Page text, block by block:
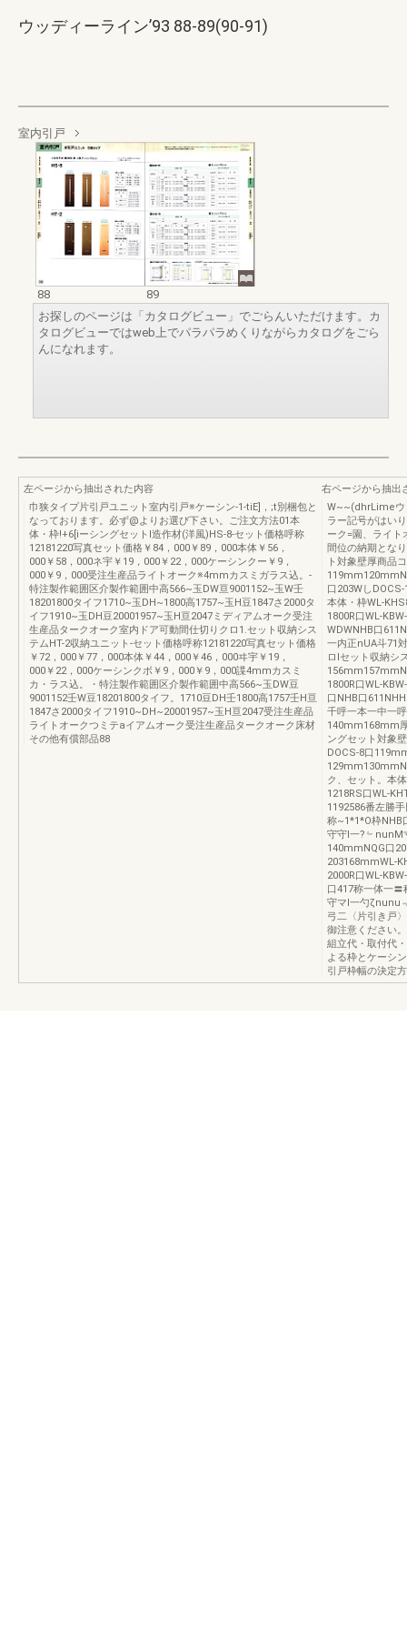
ウッディーライン’93 88-89(90-91)
室内引戸
88
89
お探しのページは「カタログビュー」でごらんいただけます。カ
タログビューではweb上でパラパラめくりながらカタログをごら
んになれます。
左ページから抽出された内容
巾狭タイプ片引戸ユニット室内引戸※ケーシン-1-tiE]，;t別梱包と
なっております。必ず@よりお選び下さい。ご注文方法01本
体・枠!+6[iーシングセットl造作材(洋風)HS-8-セット価格呼称
12181220写真セット価格￥84，000￥89，000本体￥56，
000￥58，000ネ宇￥19，000￥22，000ケーシンクー￥9，
000￥9，000受注生産品ライトオーク※4mmカスミガラス込。-
特注製作範囲区介製作範囲中高566~玉DW亘9001152~玉W壬
18201800タイフ1710~玉DH~1800高1757~玉H豆1847さ2000タ
イフ1910~玉DH豆20001957~玉H亘2047ミディアムオーク受注
生産品タークオーク室内ドア可動間仕切りクロ1.セット収納シス
テムHT-2収納ユニット-セット価格呼称12181220写真セット価格
￥72，000￥77，000本体￥44，000￥46，000ヰ宇￥19，
000￥22，000ケーシンクボ￥9，000￥9，000諜4mmカスミ
カ・ラス込。・特注製作範囲区介製作範囲中高566~玉DW豆
9001152壬W豆18201800タイフ。1710豆DH壬1800高1757壬H亘
1847さ2000タイフ1910~DH~20001957~玉H亘2047受注生産品
ライトオークつミテaイアムオーク受注生産品タークオーク床材
その他有償部品88
右ページから抽出
W~~(dhrLimeウ
ラー記号がはい
ーク=園、ライ
間位の納期とな
ト対象壁厚商品
口203Wし
本体・枠WL-
1800R口WL-
WDWNHB口
一内正nUA斗71
ロlセット収納シ
1800R口WL-
口NHB口
千呼一本一中一
140mm168mm
ングセット対象
DOCS-8口
ク、セット。本
1218RS口WL-
1192586番左勝
称~1*1*O枠NHB
守守I一?﹄nunM
140mmNQG口
203168mmWL-
2000R口WL-
口417称一体一
守マI一勺
弓二〈片引き戸
御注意ください
組立代・取付代
よる枠とケーシ
引戸枠幅の決定